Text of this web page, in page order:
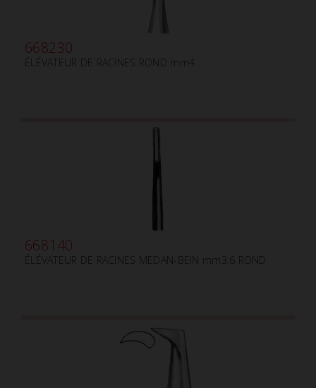
668230
ÉLÉVATEUR DE RACINES ROND mm4
668140
ÉLÉVATEUR DE RACINES MEDAN-BEIN mm3.6 ROND